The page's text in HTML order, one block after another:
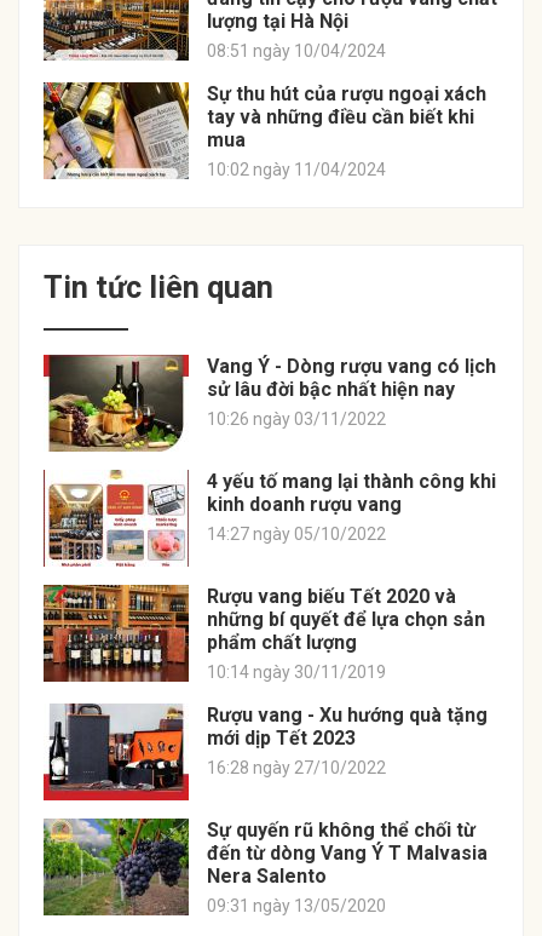
lượng tại Hà Nội
08:51 ngày 10/04/2024
Sự thu hút của rượu ngoại xách
tay và những điều cần biết khi
mua
10:02 ngày 11/04/2024
Tin tức liên quan
Vang Ý - Dòng rượu vang có lịch
sử lâu đời bậc nhất hiện nay
10:26 ngày 03/11/2022
4 yếu tố mang lại thành công khi
kinh doanh rượu vang
14:27 ngày 05/10/2022
Rượu vang biếu Tết 2020 và
những bí quyết để lựa chọn sản
phẩm chất lượng
10:14 ngày 30/11/2019
Rượu vang - Xu hướng quà tặng
mới dịp Tết 2023
16:28 ngày 27/10/2022
Sự quyến rũ không thể chối từ
đến từ dòng Vang Ý T Malvasia
Nera Salento
09:31 ngày 13/05/2020